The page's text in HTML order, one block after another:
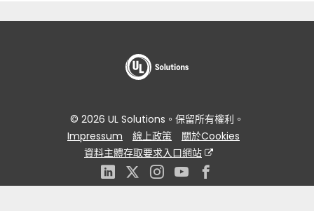
© 2026 UL Solutions。保留所有權利。
Impressum
線上政策
關於Cookies
資料主體存取要求入口網站